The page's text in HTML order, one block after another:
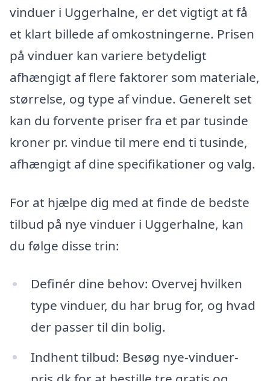
vinduer i Uggerhalne, er det vigtigt at få
et klart billede af omkostningerne. Prisen
på vinduer kan variere betydeligt
afhængigt af flere faktorer som materiale,
størrelse, og type af vindue. Generelt set
kan du forvente priser fra et par tusinde
kroner pr. vindue til mere end ti tusinde,
afhængigt af dine specifikationer og valg.
For at hjælpe dig med at finde de bedste
tilbud på nye vinduer i Uggerhalne, kan
du følge disse trin:
Definér dine behov: Overvej hvilken
type vinduer, du har brug for, og hvad
der passer til din bolig.
Indhent tilbud: Besøg nye-vinduer-